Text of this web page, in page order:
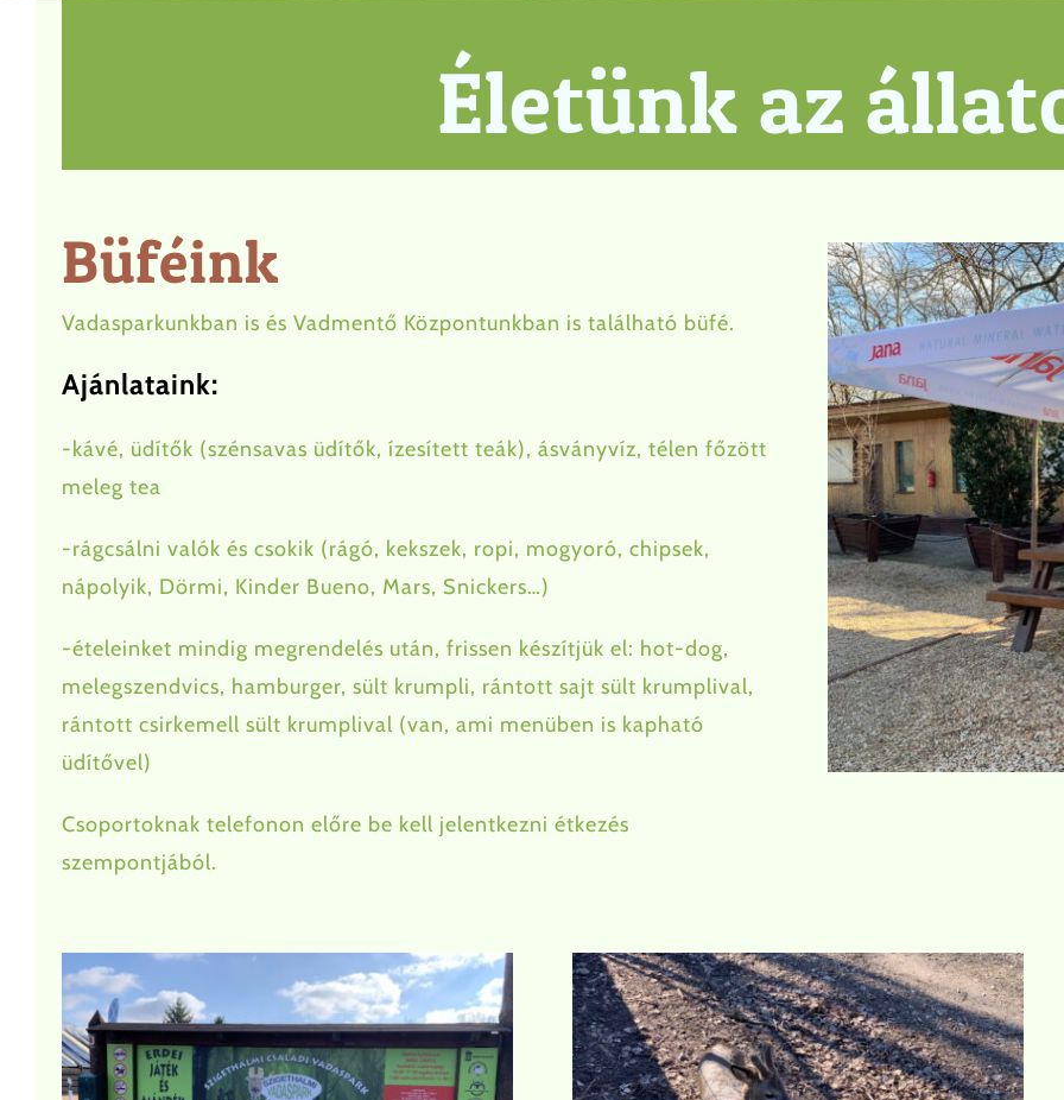
Életünk az
Büféink
Vadasparkunkban is és Vadmentő Központunkban is található büfé.
Ajánlataink:
-kávé, üdítők (szénsavas üdítők, ízesített teák), ásványvíz, télen főzött
meleg tea
-rágcsálni valók és csokik (rágó, kekszek, ropi, mogyoró, chipsek,
nápolyik, Dörmi, Kinder Bueno, Mars, Snickers…)
-ételeinket mindig megrendelés után, frissen készítjük el: hot-dog,
melegszendvics, hamburger, sült krumpli, rántott sajt sült krumplival,
rántott csirkemell sült krumplival (van, ami menüben is kapható
üdítővel)
Csoportoknak telefonon előre be kell jelentkezni étkezés
szempontjából.